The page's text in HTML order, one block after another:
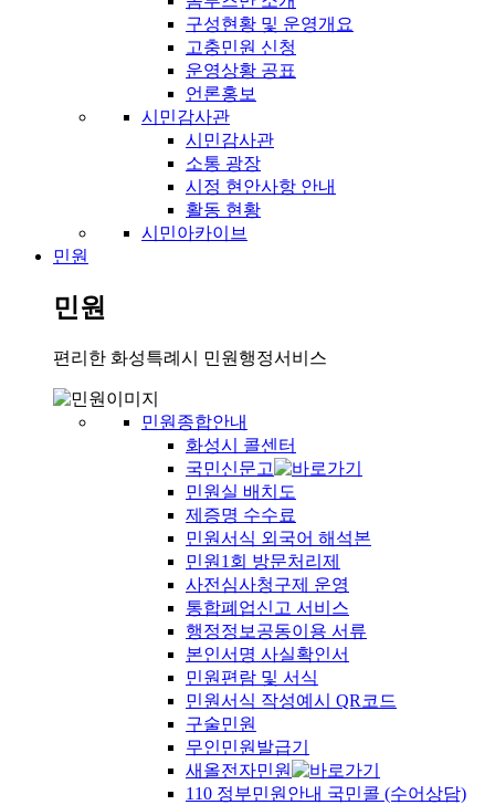
구성현황 및 운영개요
고충민원 신청
운영상황 공표
언론홍보
시민감사관
시민감사관
소통 광장
시정 현안사항 안내
활동 현황
시민아카이브
민원
민원
편리한 화성특례시 민원행정서비스
민원종합안내
화성시 콜센터
국민신문고
민원실 배치도
제증명 수수료
민원서식 외국어 해석본
민원1회 방문처리제
사전심사청구제 운영
통합폐업신고 서비스
행정정보공동이용 서류
본인서명 사실확인서
민원편람 및 서식
민원서식 작성예시 QR코드
구술민원
무인민원발급기
새올전자민원
110 정부민원안내 국민콜 (수어상담)